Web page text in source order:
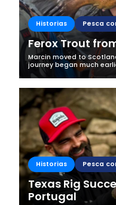
Historias Pesca
Ferox Trout
Marcin moved to
journey began much
just a young boy
first time. What...
Historias Pesca
Texas Rig
Portugal